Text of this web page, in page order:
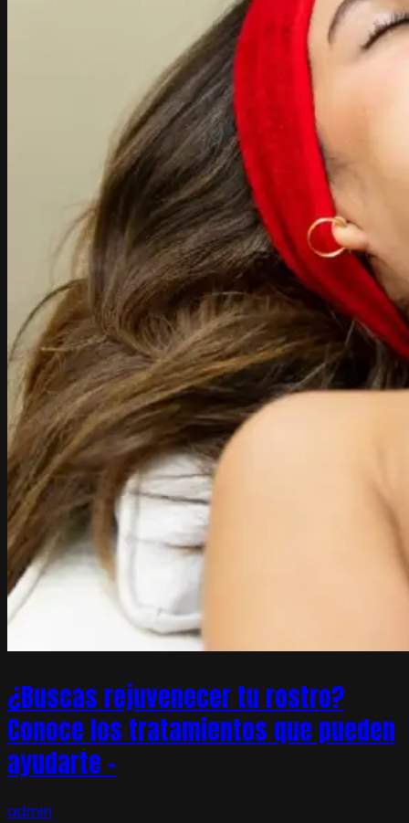
¿Buscas rejuvenecer tu rostro?
Conoce los tratamientos que pueden
ayudarte –
admin